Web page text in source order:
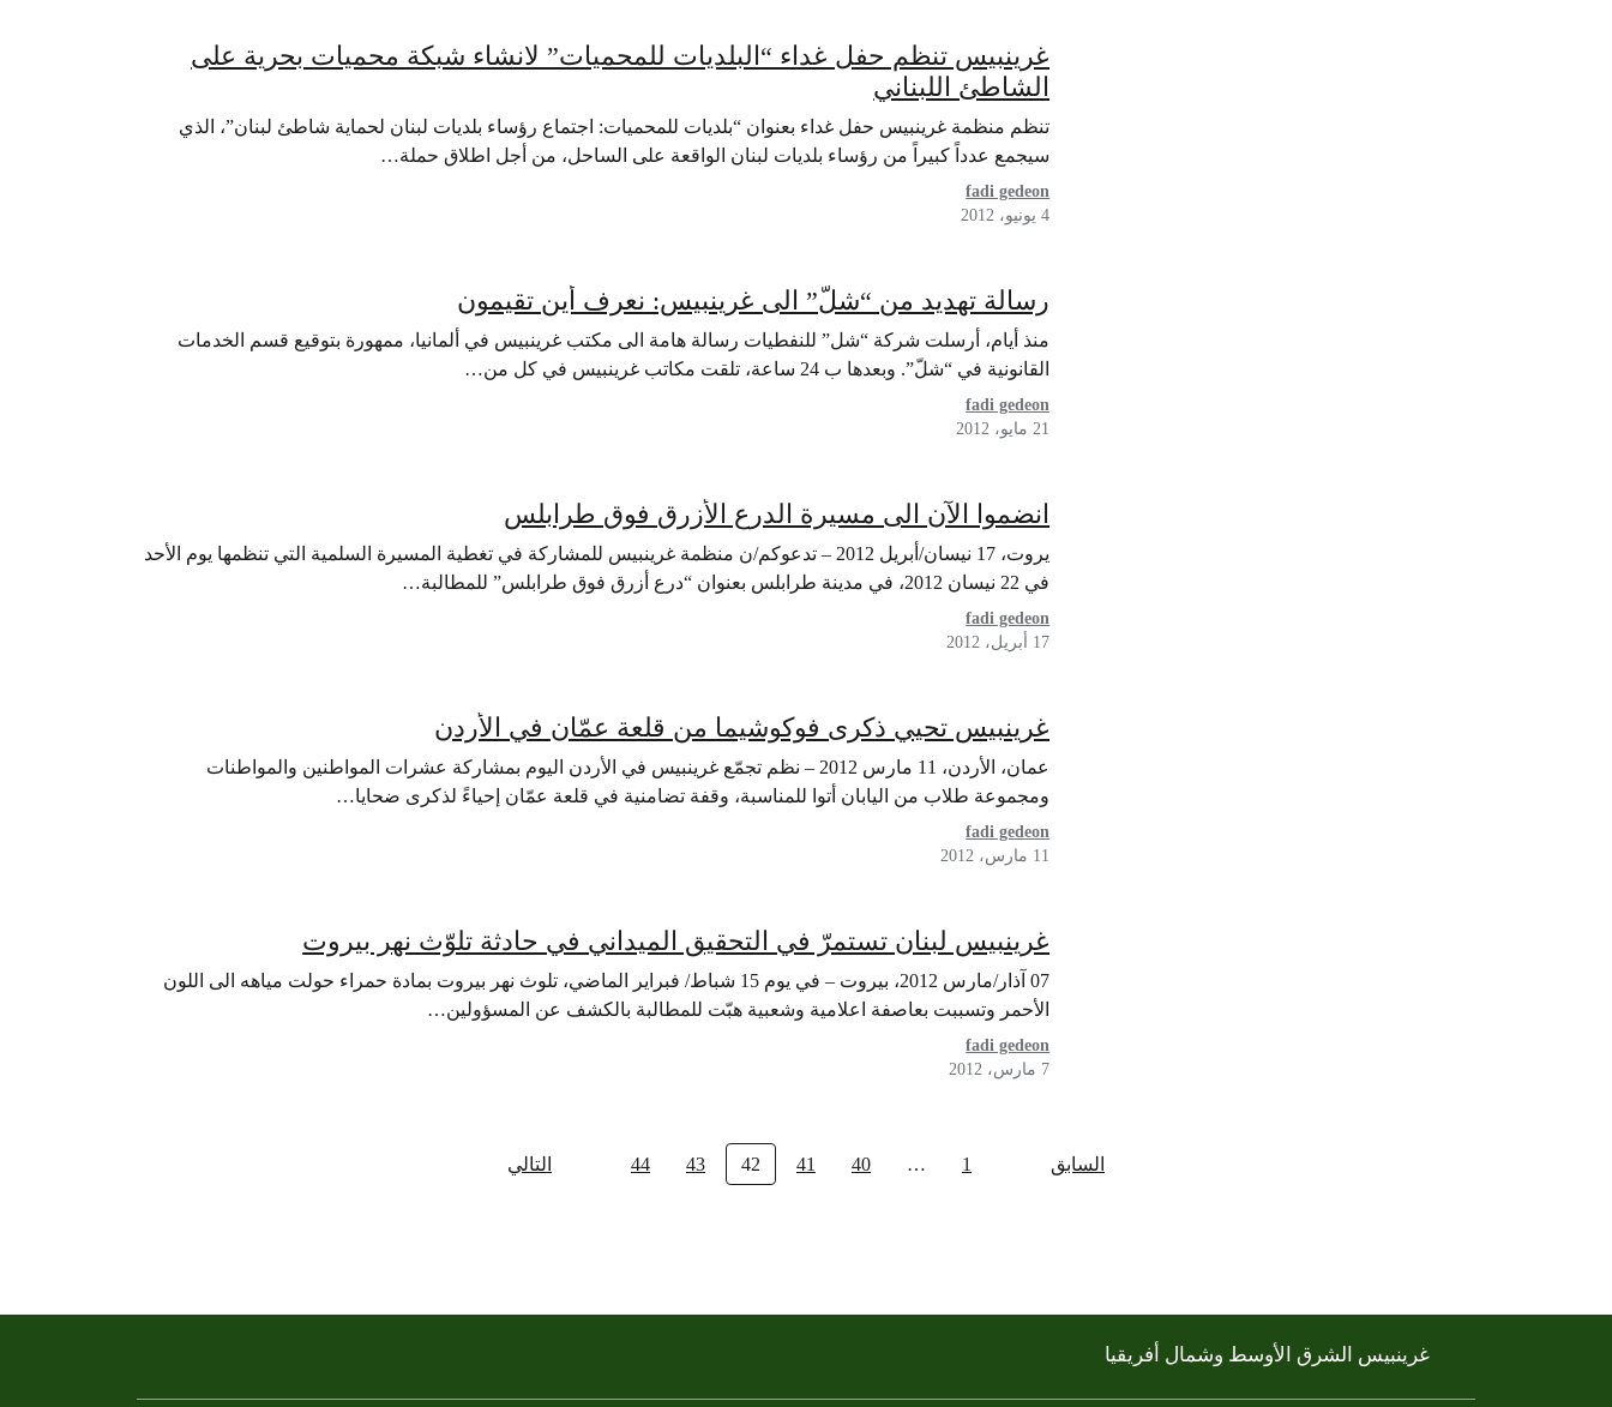
غرينبيس تنظم حفل غداء “البلديات للمحميات” لانشاء شبكة محميات بحرية على
الشاطئ اللبناني
تنظم منظمة غرينبيس حفل غداء بعنوان “بلديات للمحميات: اجتماع رؤساء بلديات لبنان لحماية شاطئ لبنان”، الذي
سيجمع عدداً كبيراً من رؤساء بلديات لبنان الواقعة على الساحل، من أجل اطلاق حملة…
fadi gedeon
4 يونيو، 2012
رسالة تهديد من “شلّ” الى غرينبيس: نعرف أين تقيمون
منذ أيام، أرسلت شركة “شل” للنفطيات رسالة هامة الى مكتب غرينبيس في ألمانيا، ممهورة بتوقيع قسم الخدمات
القانونية في “شلّ”. وبعدها ب 24 ساعة، تلقت مكاتب غرينبيس في كل من…
fadi gedeon
21 مايو، 2012
انضموا الآن الى مسيرة الدرع الأزرق فوق طرابلس
يروت، 17 نيسان/أبريل 2012 – تدعوكم/ن منظمة غرينبيس للمشاركة في تغطية المسيرة السلمية التي تنظمها يوم الأحد
في 22 نيسان 2012، في مدينة طرابلس بعنوان “درع أزرق فوق طرابلس” للمطالبة…
fadi gedeon
17 أبريل، 2012
غرينبيس تحيي ذكرى فوكوشيما من قلعة عمّان في الأردن
عمان، الأردن، 11 مارس 2012 – نظم تجمّع غرينبيس في الأردن اليوم بمشاركة عشرات المواطنين والمواطنات
ومجموعة طلاب من اليابان أتوا للمناسبة، وقفة تضامنية في قلعة عمّان إحياءً لذكرى ضحايا…
fadi gedeon
11 مارس، 2012
غرينبيس لبنان تستمرّ في التحقيق الميداني في حادثة تلوّث نهر بيروت
07 آذار/مارس 2012، بيروت – في يوم 15 شباط/ فبراير الماضي، تلوث نهر بيروت بمادة حمراء حولت مياهه الى اللون
الأحمر وتسببت بعاصفة اعلامية وشعبية هبّت للمطالبة بالكشف عن المسؤولين…
fadi gedeon
7 مارس، 2012
السابق 1
…
40
41
42
43
44 التالي